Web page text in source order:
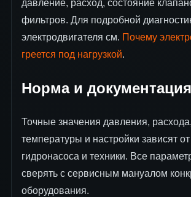
давление, расход, состояние
фильтров. Для подробной
электродвигателя см. Почему
греется под нагрузкой.
Норма и документация
Точные значения давления, расхода,
температуры и настройки зависят
гидронасоса и техники. Все
сверять с сервисным мануалом
оборудования.